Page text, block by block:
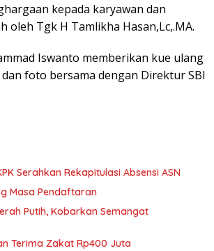
kepada karyawan dan
Tgk H Tamlikha Hasan,Lc,.MA.
Iswanto memberikan kue ulang
foto bersama dengan Direktur SBI
Serahkan Rekapitulasi Absensi ASN
Masa Pendaftaran
Putih, Kobarkan Semangat
Terima Zakat Rp400 Juta